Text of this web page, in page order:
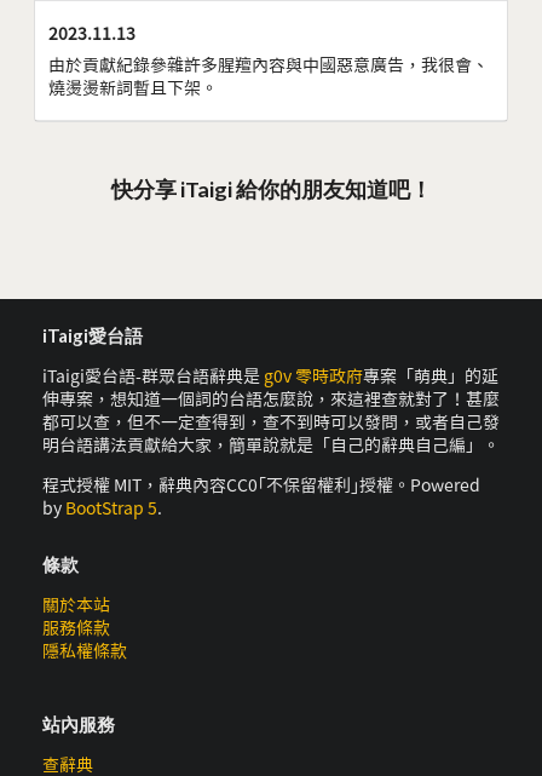
2023.11.13
由於貢獻紀錄參雜許多腥羶內容與中國惡意廣告，我很會、
燒燙燙新詞暫且下架。
快分享 iTaigi 給你的朋友知道吧！
iTaigi愛台語
iTaigi愛台語-群眾台語辭典是 g0v 零時政府專案「萌典」的延
伸專案，想知道一個詞的台語怎麼說，來這裡查就對了！甚麼
都可以查，但不一定查得到，查不到時可以發問，或者自己發
明台語講法貢獻給大家，簡單說就是「自己的辭典自己編」。
程式授權 MIT，辭典內容CC0｢不保留權利｣授權。Powered
by BootStrap 5.
條款
關於本站
服務條款
隱私權條款
站內服務
查辭典